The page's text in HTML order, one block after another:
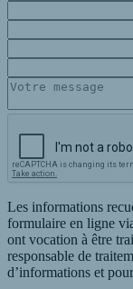
Les informations
formulaire en ligne
ont vocation à être
responsable de
d’informations et